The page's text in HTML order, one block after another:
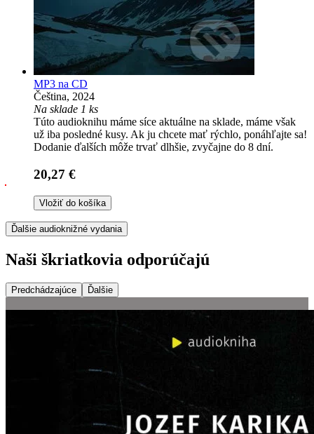
MP3 na CD
Čeština, 2024
Na sklade 1 ks
Túto audioknihu máme síce aktuálne na sklade, máme však
už iba posledné kusy. Ak ju chcete mať rýchlo, ponáhľajte sa!
Dodanie ďalších môže trvať dlhšie, zvyčajne do 8 dní.
20,27 €
Vložiť do košíka
Ďalšie audioknižné vydania
Naši škriatkovia odporúčajú
Predchádzajúce Ďalšie